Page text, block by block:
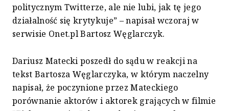
politycznym Twitterze, ale nie lubi, jak tę jego
działalność się krytykuje” – napisał wczoraj w
serwisie Onet.pl Bartosz Węglarczyk.
Dariusz Matecki poszedł do sądu w reakcji na
tekst Bartosza Węglarczyka, w którym naczelny
napisał, że poczynione przez Mateckiego
porównanie aktorów i aktorek grających w filmie